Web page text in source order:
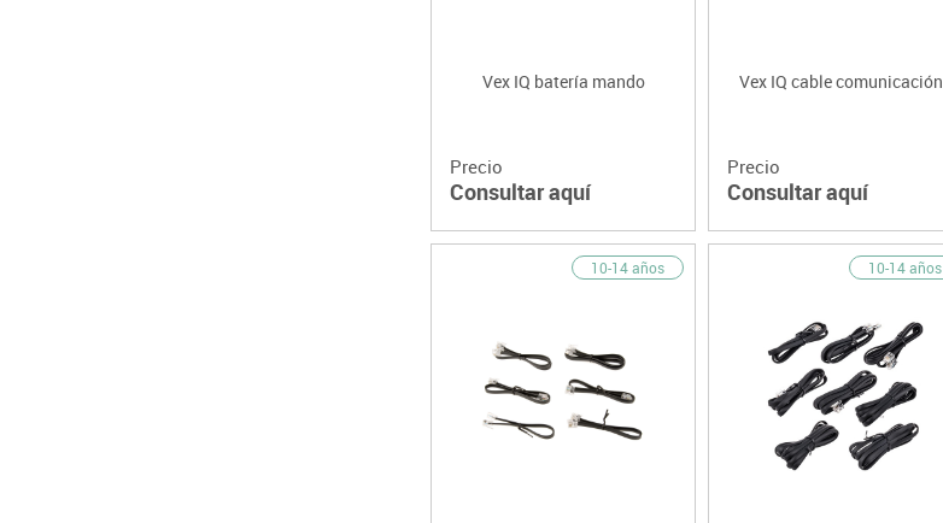
Vex IQ batería mando
Precio
Consultar aquí
Vex IQ cable comunicación
Precio
Consultar aquí
10-14 años 10-14 años